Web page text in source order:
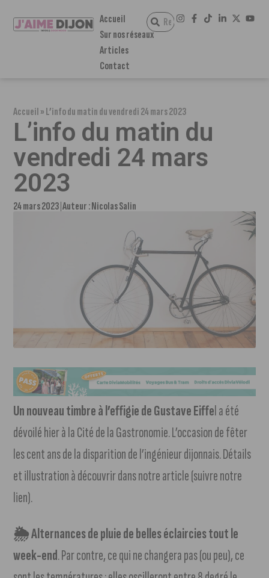
Accueil
Sur nos réseaux
Articles
Contact
Accueil»L’info du matin du vendredi 24 mars 2023
L’info du matin du
vendredi 24 mars
2023
24 mars 2023 Auteur :Nicolas Salin
Un nouveau timbre à l’effigie de Gustave Eiffel a été
dévoilé hier à la Cité de la Gastronomie. L’occasion de fêter
les cent ans de la disparition de l’ingénieur dijonnais. Détails
et illustration à découvrir dans notre article (suivre notre
lien).
🌦 Alternances de pluie de belles éclaircies tout le
week-end. Par contre, ce qui ne changera pas (ou peu), ce